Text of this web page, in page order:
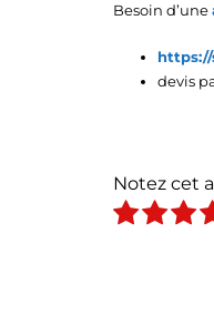
Besoin d’une
devis
Notez cet